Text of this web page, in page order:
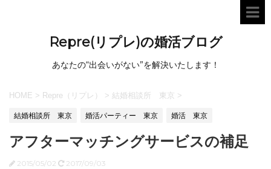
Repre(リプレ)の婚活ブログ
あなたの“出会いがない”を解決いたします！
HOME > Repre（リプレ） > 結婚相談所 東京 >
結婚相談所 東京 婚活パーティー 東京 婚活 東京
アフターマッチングサービスの補足
2015/05/02 2017/09/03